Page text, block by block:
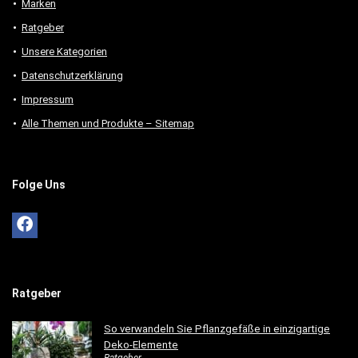
Marken
Ratgeber
Unsere Kategorien
Datenschutzerklärung
Impressum
Alle Themen und Produkte – Sitemap
Folge Uns
Ratgeber
So verwandeln Sie Pflanzgefäße in einzigartige
Deko-Elemente